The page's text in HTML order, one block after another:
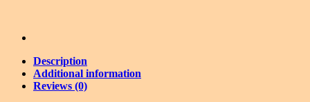
Description
Additional information
Reviews (0)